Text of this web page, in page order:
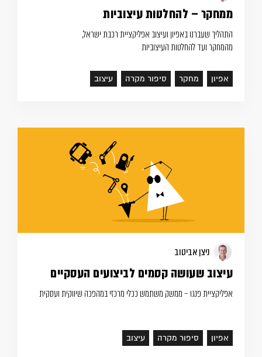
ממחקר – להחלטות עיצוביות
התהליך שעברנו באפיון ועיצוב אפליקציית רכבת ישראל,
מהמחקר ועד להחלטות העיצוביות
אפיון מחקר סיפור מקרה עיצוב
ניצן אביטוב
עיצוב שעושה קסמים לביצועים העסקיים
אפליקציית פנגו – ממשק משתמש ככלי מרכזי במהפכה שיווקית ועסקית
אפיון סיפור מקרה עיצוב